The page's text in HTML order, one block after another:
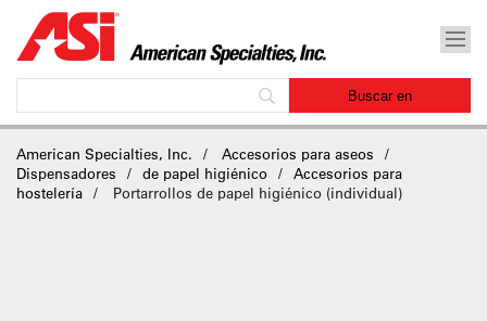
American Specialties, Inc.
Accesorios para aseos
Dispensadores
de papel higiénico
Accesorios para
hostelería
Portarrollos de papel higiénico (individual)